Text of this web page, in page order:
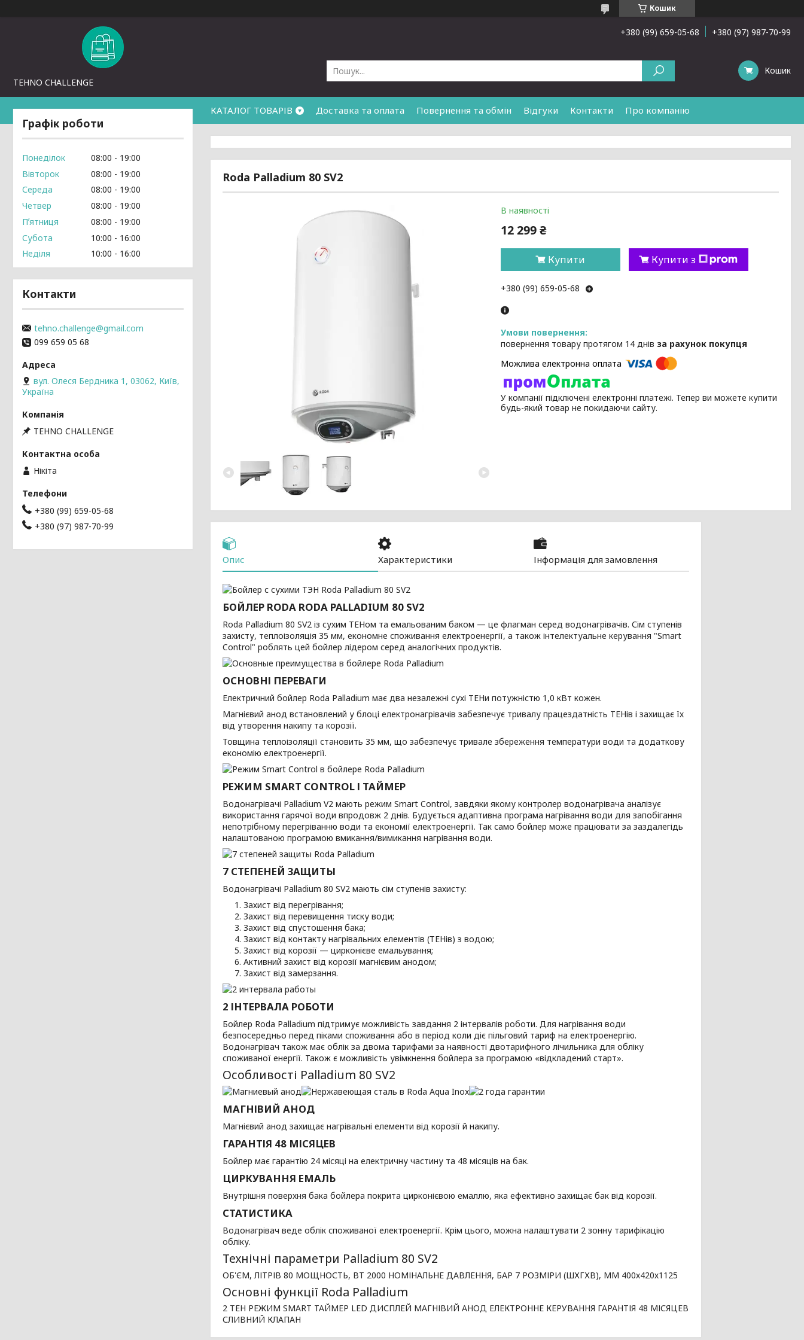
Кошик
TEHNO CHALLENGE
+380 (99) 659-05-68 +380 (97) 987-70-99
Кошик
КАТАЛОГ ТОВАРІВ Доставка та оплата Повернення та обмін Відгуки Контакти Про компанію
Roda Palladium 80 SV2
В наявності
12 299 ₴
Купити Купити з
+380 (99) 659-05-68
повернення товару протягом 14 днів за рахунок покупця
У компанії підключені електронні платежі. Тепер ви можете купити
будь-який товар не покидаючи сайту.
Опис Характеристики Інформація для замовлення
БОЙЛЕР RODA RODA PALLADIUM 80 SV2
Roda Palladium 80 SV2 із сухим ТЕНом та емальованим баком — це флагман серед водонагрівачів. Сім ступенів
захисту, теплоізоляція 35 мм, економне споживання електроенергії, а також інтелектуальне керування "Smart
Control" роблять цей бойлер лідером серед аналогічних продуктів.
ОСНОВНІ ПЕРЕВАГИ
Електричний бойлер Roda Palladium має два незалежні сухі ТЕНи потужністю 1,0 кВт кожен.
Магнієвий анод встановлений у блоці електронагрівачів забезпечує тривалу працездатність ТЕНів і захищає їх
від утворення накипу та корозії.
Товщина теплоізоляції становить 35 мм, що забезпечує тривале збереження температури води та додаткову
економію електроенергії.
РЕЖИМ SMART CONTROL І ТАЙМЕР
Водонагрівачі Palladium V2 мають режим Smart Control, завдяки якому контролер водонагрівача аналізує
використання гарячої води впродовж 2 днів. Будується адаптивна програма нагрівання води для запобігання
непотрібному перегріванню води та економії електроенергії. Так само бойлер може працювати за заздалегідь
налаштованою програмою вмикання/вимикання нагрівання води.
7 СТЕПЕНЕЙ ЗАЩИТЫ
Водонагрівачі Palladium 80 SV2 мають сім ступенів захисту:
Захист від перегрівання;
Захист від перевищення тиску води;
Захист від спустошення бака;
Захист від контакту нагрівальних елементів (ТЕНів) з водою;
Захист від корозії — цирконієве емальування;
Активний захист від корозії магнієвим анодом;
Захист від замерзання.
2 ІНТЕРВАЛА РОБОТИ
Бойлер Roda Palladium підтримує можливість завдання 2 інтервалів роботи. Для нагрівання води
безпосередньо перед піками споживання або в період коли діє пільговий тариф на електроенергію.
Водонагрівач також має облік за двома тарифами за наявності двотарифного лічильника для обліку
споживаної енергії. Також є можливість увімкнення бойлера за програмою «відкладений старт».
Особливості Palladium 80 SV2
МАГНІВИЙ АНОД
Магнієвий анод захищає нагрівальні елементи від корозії й накипу.
ГАРАНТІЯ 48 МІСЯЦЕВ
Бойлер має гарантію 24 місяці на електричну частину та 48 місяців на бак.
ЦИРКУВАННЯ ЕМАЛЬ
Внутрішня поверхня бака бойлера покрита цирконієвою емаллю, яка ефективно захищає бак від корозії.
СТАТИСТИКА
Водонагрівач веде облік споживаної електроенергії. Крім цього, можна налаштувати 2 зонну тарифікацію
обліку.
Технічні параметри Palladium 80 SV2
ОБ'ЄМ, ЛІТРІВ 80 МОЩНОСТЬ, ВТ 2000 НОМІНАЛЬНЕ ДАВЛЕННЯ, БАР 7 РОЗМІРИ (ШХГХВ), ММ 400х420х1125
Основні функції Roda Palladium
2 ТЕН РЕЖИМ SMART ТАЙМЕР LED ДИСПЛЕЙ МАГНІВИЙ АНОД ЕЛЕКТРОННЕ КЕРУВАННЯ ГАРАНТІЯ 48 МІСЯЦЕВ
СЛИВНИЙ КЛАПАН
Графік роботи
Понеділок 08:00
19:00
Вівторок
08:00
19:00
Середа
08:00
19:00
Четвер
08:00
19:00
Пʼятниця
08:00
19:00
Субота
10:00
16:00
Неділя
10:00 16:00
Контакти
tehno.challenge@gmail.com
099 659 05 68
вул. Олеся Бердника 1, 03062, Київ,
Україна
TEHNO CHALLENGE
Нікіта
+380 (99) 659-05-68
+380 (97) 987-70-99